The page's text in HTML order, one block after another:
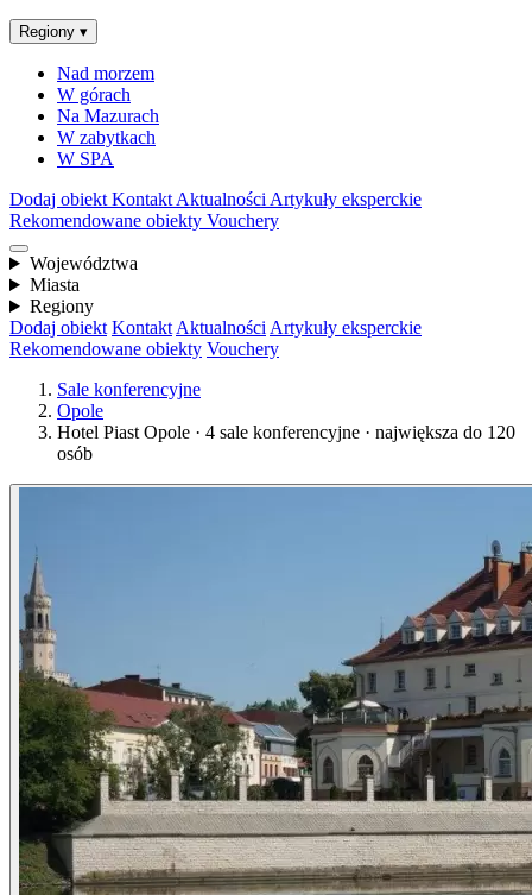
Regiony ▾
Nad morzem
W górach
Na Mazurach
W zabytkach
W SPA
Dodaj obiekt Kontakt Aktualności Artykuły eksperckie
Rekomendowane obiekty Vouchery
Województwa
Miasta
Regiony
Dodaj obiekt Kontakt Aktualności Artykuły eksperckie
Rekomendowane obiekty Vouchery
Sale konferencyjne
Opole
Hotel Piast Opole · 4 sale konferencyjne · największa do 120
osób